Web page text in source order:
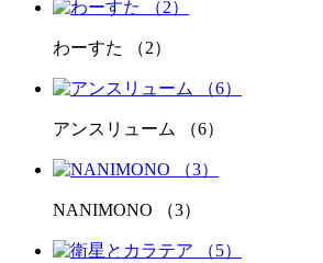
わーすた （2）
アンスリューム （6）
NANIMONO （3）